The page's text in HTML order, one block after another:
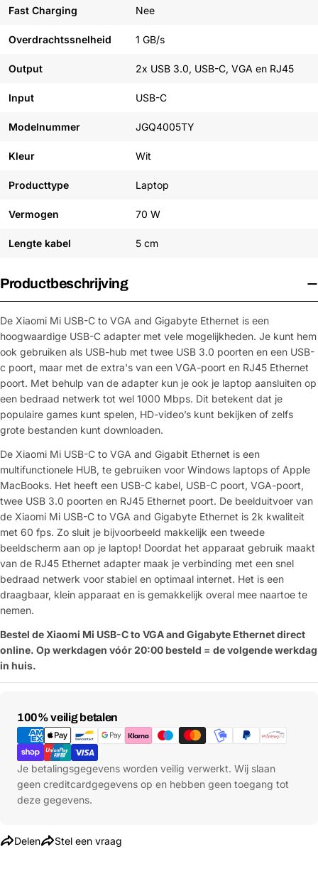
Fast Charging Nee
Overdrachtssnelheid 1 GB/s
Output 2x USB 3.0, USB-C, VGA en RJ45
Input USB-C
Modelnummer JGQ4005TY
Kleur Wit
Producttype Laptop
Vermogen 70 W
Lengte kabel 5 cm
Productbeschrijving
De Xiaomi Mi USB-C to VGA and Gigabyte Ethernet is een
hoogwaardige USB-C adapter met vele mogelijkheden. Je kunt hem
ook gebruiken als USB-hub met twee USB 3.0 poorten en een USB-
c poort, maar met de extra's van een VGA-poort en RJ45 Ethernet
poort. Met behulp van de adapter kun je ook je laptop aansluiten op
een bedraad netwerk tot wel 1000 Mbps. Dit betekent dat je
populaire games kunt spelen, HD-video’s kunt bekijken of zelfs
grote bestanden kunt downloaden.
De Xiaomi Mi USB-C to VGA and Gigabit Ethernet is een
multifunctionele HUB, te gebruiken voor Windows laptops of Apple
MacBooks. Het heeft een USB-C kabel, USB-C poort, VGA-poort,
twee USB 3.0 poorten en RJ45 Ethernet poort. De beelduitvoer van
de Xiaomi Mi USB-C to VGA and Gigabyte Ethernet is 2k kwaliteit
met 60 fps. Zo sluit je bijvoorbeeld makkelijk een tweede
beeldscherm aan op je laptop! Doordat het apparaat gebruik maakt
van de RJ45 Ethernet adapter maak je verbinding met een snel
bedraad netwerk voor stabiel en optimaal internet. Het is een
draagbaar, klein apparaat en is gemakkelijk overal mee naartoe te
nemen.
Bestel de Xiaomi Mi USB-C to VGA and Gigabyte Ethernet direct
online. Op werkdagen vóór 20:00 besteld = de volgende werkdag
in huis.
100% veilig betalen
Betaalmethoden
Je betalingsgegevens worden veilig verwerkt. Wij slaan
geen creditcardgegevens op en hebben geen toegang tot
deze gegevens.
Delen Stel een vraag